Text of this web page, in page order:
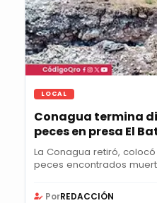
LOCAL
Conagua termina
peces en presa El
La Conagua retiró,
peces encontrados
PorREDACCIÓN